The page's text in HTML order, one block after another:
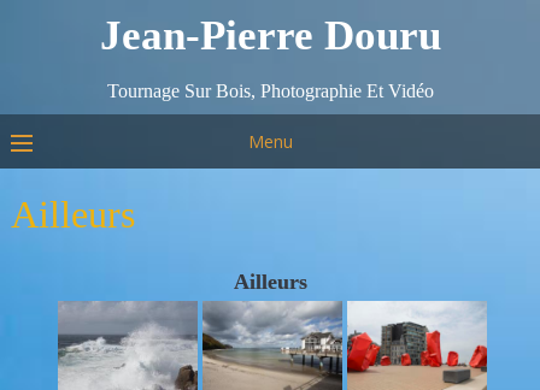
Jean-Pierre Douru
Tournage Sur Bois, Photographie Et Vidéo
Menu
Ailleurs
Ailleurs